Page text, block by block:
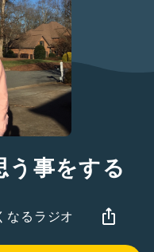
う事をする
なるラジオ